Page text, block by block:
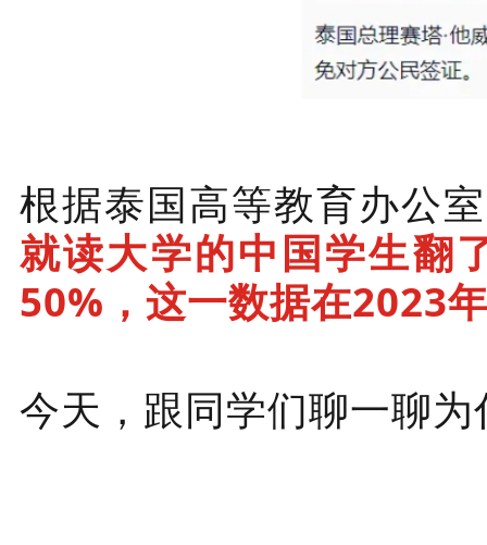
根据泰国高等教育办公
就读大学的中国学生翻
50%，这一数据在2023
今天，跟同学们聊一聊